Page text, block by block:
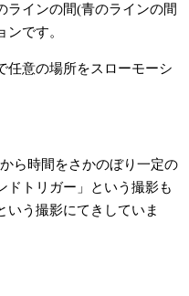
ラインの間(青のラインの間
です。
任意の場所をスローモーシ
ら時間をさかのぼり一定の
ドトリガー」という撮影も
いう撮影にてきしていま